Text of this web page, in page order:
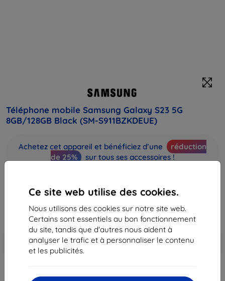
Ce site web utilise des cookies.
Nous utilisons des cookies sur notre site web.
Certains sont essentiels au bon fonctionnement
du site, tandis que d'autres nous aident à
analyser le trafic et à personnaliser le contenu
et les publicités.
Téléphone mobile Samsung Galaxy S23 5G
8GB/128GB Black (SM-S911BZKDEUE)
Achetez cet appareil et bénéficiez d’une
réduction
de 25%
sur tous ses accessoires !
961,90 €
362,61 €
-10%
Réduction avec coupon
EXTRA10
Ajouter au
panier